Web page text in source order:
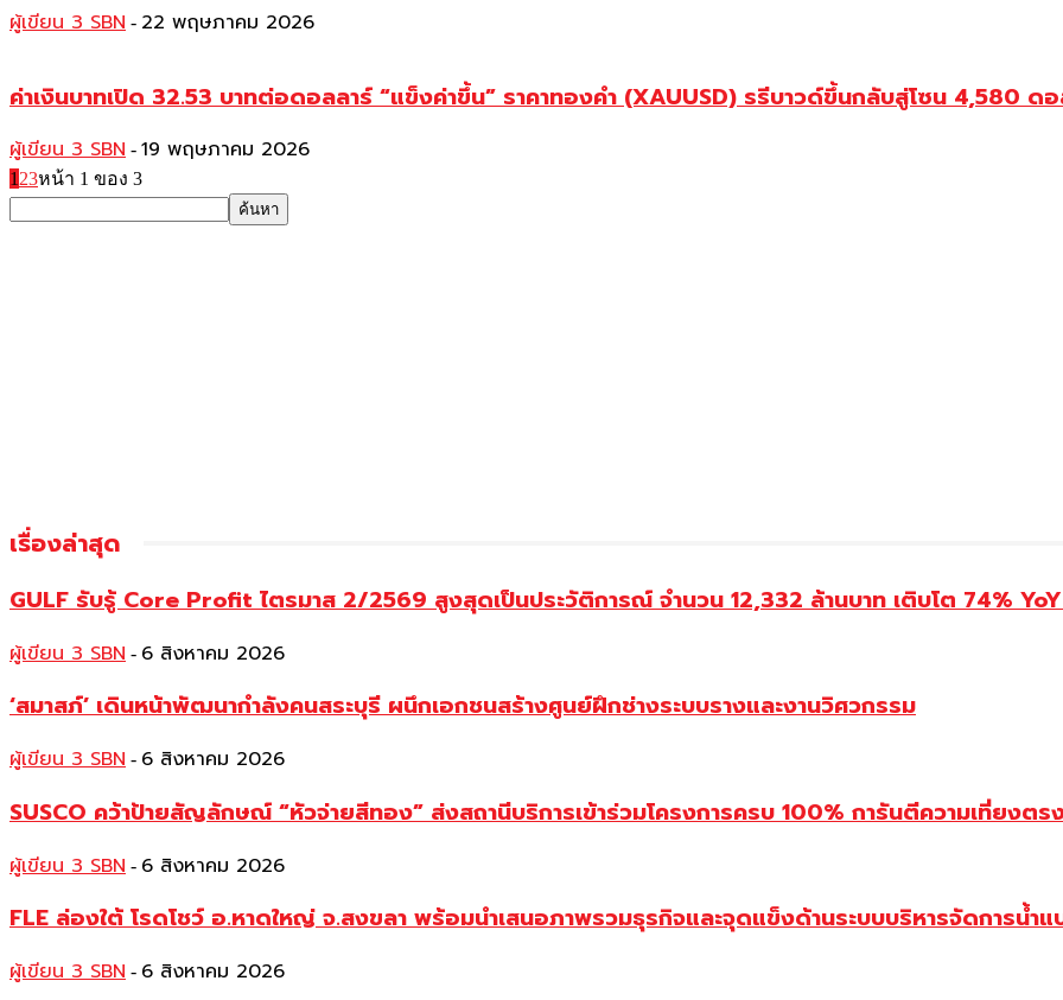
ผู้เขียน 3 SBN - 22 พฤษภาคม 2026
ค่าเงินบาทเปิด 32.53 บาทต่อดอลลาร์ “แข็งค่าขึ้น” ราคาทองคำ (XAUUSD) รรีบาวด์ขึ้นกลับสู่โซน 4,580
ผู้เขียน 3 SBN - 19 พฤษภาคม 2026
1 23หน้า 1 ของ 3
เรื่องล่าสุด
GULF รับรู้ Core Profit ไตรมาส 2/2569 สูงสุดเป็นประวัติการณ์ จำนวน 12,332 ล้านบาท เติบโต 74%
ผู้เขียน 3 SBN - 6 สิงหาคม 2026
‘สมาสภ์’ เดินหน้าพัฒนากำลังคนสระบุรี ผนึกเอกชนสร้างศูนย์ฝึกช่างระบบรางและงานวิศวกรรม
ผู้เขียน 3 SBN - 6 สิงหาคม 2026
SUSCO คว้าป้ายสัญลักษณ์ “หัวจ่ายสีทอง” ส่งสถานีบริการเข้าร่วมโครงการครบ 100% การันตีความเที่ยงตร
ผู้เขียน 3 SBN - 6 สิงหาคม 2026
FLE ล่องใต้ โรดโชว์ อ.หาดใหญ่ จ.สงขลา พร้อมนำเสนอภาพรวมธุรกิจและจุดแข็งด้านระบบบริหารจัดการน้
ผู้เขียน 3 SBN - 6 สิงหาคม 2026